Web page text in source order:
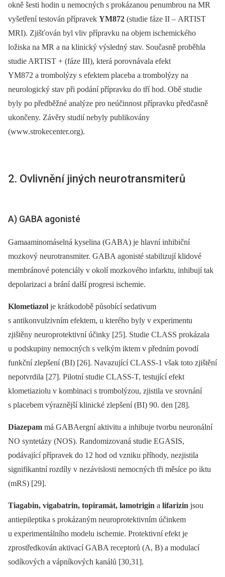
okně šesti hodin u nemocných s prokázanou penumbrou na MR
vyšetření testován přípravek YM872 (studie fáze II –⁠ ARTIST
MRI). Zjišťován byl vliv přípravku na objem ischemického
ložiska na MR a na klinický výsledný stav. Současně proběhla
studie ARTIST + (fáze III), která porovnávala efekt
YM872 a trombolýzy s efektem placeba a trombolýzy na
neurologický stav při podání přípravku do tří hod. Obě studie
byly po předběžné analýze pro neúčinnost přípravku předčasně
ukončeny. Závěry studií nebyly publikovány
(www.strokecenter.org).
2. Ovlivnění jiných neurotransmiterů
A) GABA agonisté
Gamaaminomáselná kyselina (GABA) je hlavní inhibiční
mozkový neurotransmiter. GABA agonisté stabilizují klidové
membránové potenciály v okolí mozkového infarktu, inhibují tak
depolarizaci a brání další progresi ischemie.
Klometiazol je krátkodobě působící sedativum
s antikonvulzivním efektem, u kterého byly v experimentu
zjištěny neuroprotektivní účinky [25]. Studie CLASS prokázala
u podskupiny nemocných s velkým iktem v předním povodí
funkční zlepšení (BI) [26]. Navazující CLASS-1 však toto zjištění
nepotvrdila [27]. Pilotní studie CLASS-T, testující efekt
klometiaziolu v kombinaci s trombolýzou, zjistila ve srovnání
s placebem výraznější klinické zlepšení (BI) 90. den [28].
Diazepam má GABAergní aktivitu a inhibuje tvorbu neuronální
NO syntetázy (NOS). Randomizovaná studie EGASIS,
podávající přípravek do 12 hod od vzniku příhody, nezjistila
signifikantní rozdíly v nezávislosti nemocných tři měsíce po iktu
(mRS) [29].
Tiagabin, vigabatrin, topiramát, lamotrigin a lifarizin jsou
antiepileptika s prokázaným neuroprotektivním účinkem
u experimentálního modelu ischemie. Protektivní efekt je
zprostředkován aktivací GABA receptorů (A, B) a modulací
sodíkových a vápníkových kanálů [30,31].